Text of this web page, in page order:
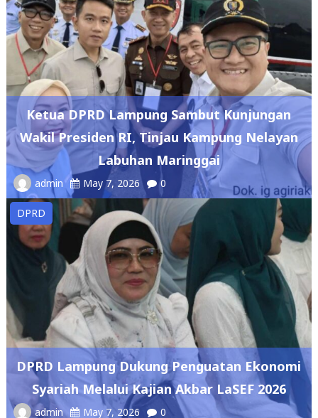
Ketua DPRD Lampung Sambut Kunjungan
Wakil Presiden RI, Tinjau Kampung Nelayan
Labuhan Maringgai
admin May 7, 2026 0
DPRD
DPRD Lampung Dukung Penguatan Ekonomi
Syariah Melalui Kajian Akbar LaSEF 2026
admin May 7, 2026 0